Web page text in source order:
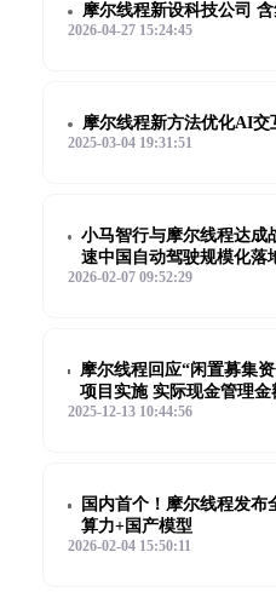
摩尔线程新设科技公司
2026-04-27 15:24:45
摩尔线程新方法优化AI交
2025-03-04 19:31:51
小马智行与摩尔线程达成
速中国自动驾驶规模化落
2026-02-07 09:52:29
摩尔线程回应“闲置募集
项目实施 实际现金管理
2025-12-13 10:44:56
国内首个！摩尔线程发
算力+国产模型
2026-02-04 15:50:11